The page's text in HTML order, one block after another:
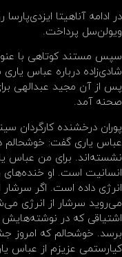
در ادامه آناهیتا
ویولن‌سل پرداخت.
سپس مستند کوتاهی با
شادی‌زاده درباره عباس
پس از آن مجید عبدالهی
صحنه آمد.
پوران درخشنده کارگردان
عباس یاری گفت: خوشحالم
نشسته‌اند. برای من عباس
انسانیت است. او‌ خنده‌های
انرژی داده است. اگر
می‌روید سرشار از انرژی
اشتیاقی که در
برسد. خوشحالم که امروز
کیارستمی عزیزم از عباس